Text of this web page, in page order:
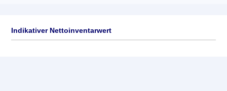
Indikativer Nettoinventarwert